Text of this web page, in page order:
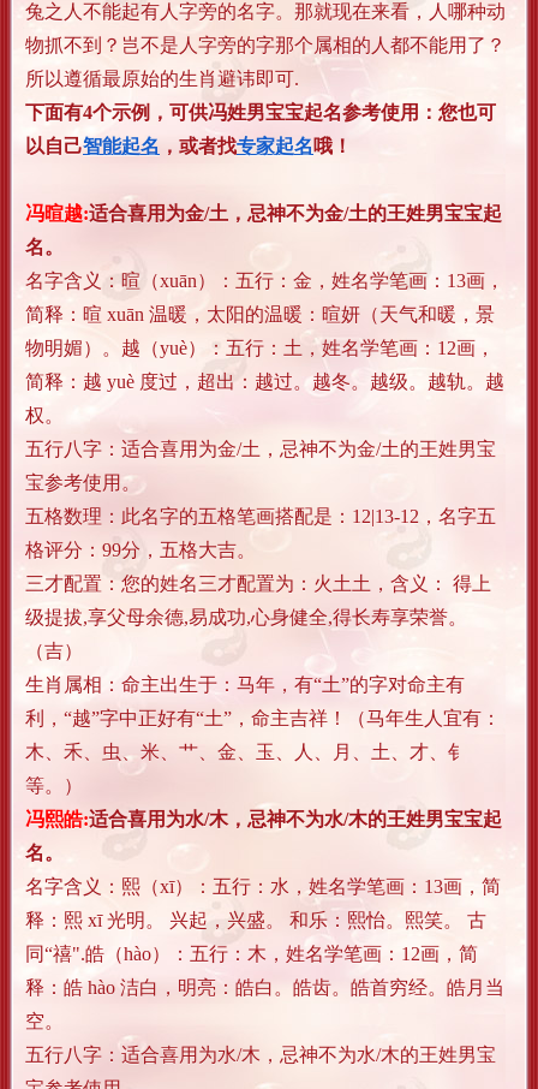
兔之人不能起有人字旁的名字。那就现在来看，人哪种动
物抓不到？岂不是人字旁的字那个属相的人都不能用了？
所以遵循最原始的生肖避讳即可.
下面有4个示例，可供冯姓男宝宝起名参考使用：您也可
以自己智能起名 ，或者找专家起名 哦！
冯暄越:适合喜用为金/土，忌神不为金/土的王姓男宝宝起
名。
名字含义： 暄（xuān）：五行：金，姓名学笔画：13画，
简释：暄 xuān 温暖，太阳的温暖：暄妍（天气和暖，景
物明媚）。 越（yuè）：五行：土，姓名学笔画：12画，
简释：越 yuè 度过，超出：越过。越冬。越级。越轨。越
权。
五行八字：适合喜用为金/土，忌神不为金/土的王姓男宝
宝参考使用。
五格数理：此名字的五格笔画搭配是：12|13-12，名字五
格评分：99分，五格大吉。
三才配置：您的姓名三才配置为：火土土，含义： 得上
级提拔,享父母余德,易成功,心身健全,得长寿享荣誉。
（吉）
生肖属相：命主出生于：马年，有“土”的字对命主有
利，“越”字中正好有“土”，命主吉祥！（马年生人宜有：
木、禾、虫、米、艹、金、玉、人、月、土、才、钅
等。）
冯熙皓:适合喜用为水/木，忌神不为水/木的王姓男宝宝起
名。
名字含义： 熙（xī）：五行：水，姓名学笔画：13画，简
释：熙 xī 光明。 兴起，兴盛。 和乐：熙怡。熙笑。 古
同“禧".皓（hào）：五行：木，姓名学笔画：12画，简
释：皓 hào 洁白，明亮：皓白。皓齿。皓首穷经。皓月当
空。
五行八字：适合喜用为水/木，忌神不为水/木的王姓男宝